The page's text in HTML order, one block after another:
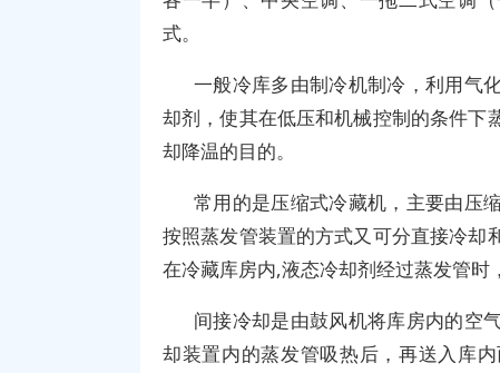
式。
一般冷库多由制冷机制冷，利用气
却剂，使其在低压和机械控制的条件下
却降温的目的。
常用的是压缩式冷藏机，主要由压
按照蒸发管装置的方式又可分直接冷却
在冷藏库房内,液态冷却剂经过蒸发管时
间接冷却是由鼓风机将库房内的空
却装置内的蒸发管吸热后，再送入库